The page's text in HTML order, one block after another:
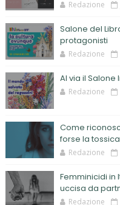
Redazione
Salone del
protagonisti
Redazione
Al via il Salone
Redazione
Come
forse la
Redazione
Femminicidi in
uccisa da
Redazione